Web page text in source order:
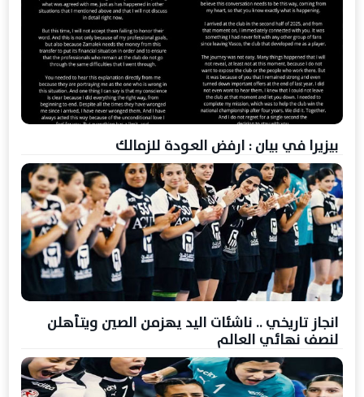
بيزيرا في بيان : ارفض العودة للزمالك
انجاز تاريخي .. ناشئات اليد يهزمن الصين ويتأهلن
لنصف نهائي العالم